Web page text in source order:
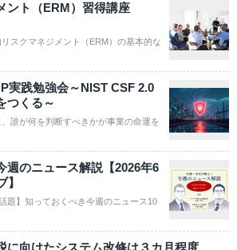
ント（ERM）習得講座
スクマネジメント（ERM）の基本的な
実践勉強会～NIST CSF 2.0
つくる～
誰が何を判断すべきかが事業の命運を
週のニュース解説【2026年6
題】知っておくべき今週のニュース10
に向けたシステム改修は３カ月程度